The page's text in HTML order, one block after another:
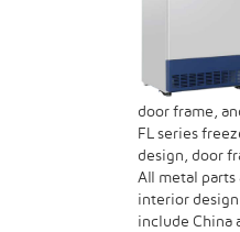
door frame,
FL series
design, door
All metal parts
interior
include China